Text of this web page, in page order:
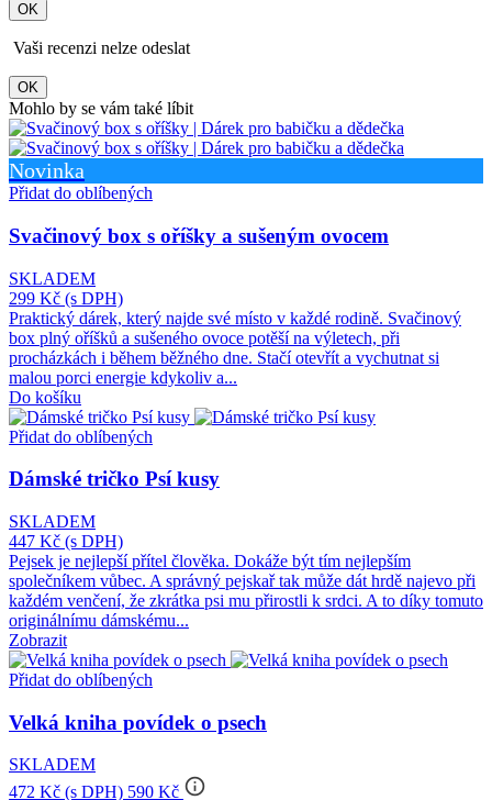
OK
Vaši recenzi nelze odeslat
OK
Mohlo by se vám také líbit
Novinka
Přidat do oblíbených
Svačinový box s oříšky a sušeným ovocem
SKLADEM
299 Kč (s DPH)
Praktický dárek, který najde své místo v každé rodině. Svačinový
box plný oříšků a sušeného ovoce potěší na výletech, při
procházkách i během běžného dne. Stačí otevřít a vychutnat si
malou porci energie kdykoliv a...
Do košíku
Přidat do oblíbených
Dámské tričko Psí kusy
SKLADEM
447 Kč (s DPH)
Pejsek je nejlepší přítel člověka. Dokáže být tím nejlepším
společníkem vůbec. A správný pejskař tak může dát hrdě najevo při
každém venčení, že zkrátka psi mu přirostli k srdci. A to díky tomuto
originálnímu dámskému...
Zobrazit
Přidat do oblíbených
Velká kniha povídek o psech
SKLADEM
472 Kč (s DPH) 590 Kč info_outline